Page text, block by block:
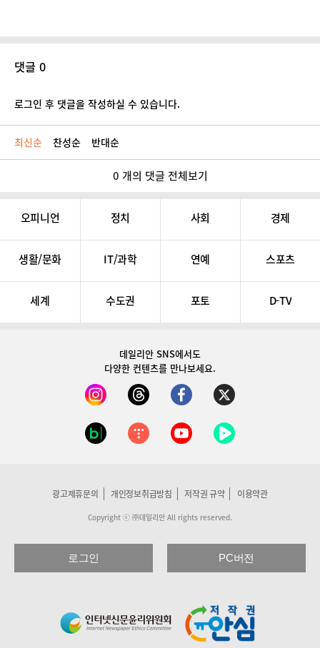
댓글 0
로그인 후 댓글을 작성하실 수 있습니다.
최신순 찬성순 반대순
0 개의 댓글 전체보기
오피니언 정치 사회 경제
생활/문화 IT/과학 연예 스포츠
세계 수도권 포토 D-TV
데일리안 SNS에서도
다양한 컨텐츠를 만나보세요.
광고제휴문의 개인정보취급방침 저작권 규약 이용약관
Copyright ⓒ ㈜데일리안 All rights reserved.
로그인 PC버전